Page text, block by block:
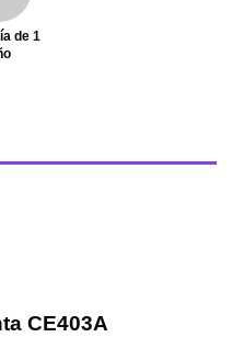
de 1
CE403A